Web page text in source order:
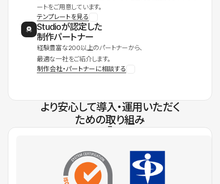
ートをご用意しています。
テンプレートを見る
Studioが認定した
制作パートナー
経験豊富な200以上のパートナーから、
最適な一社をご紹介します。
制作会社・パートナーに相談する
より安心して導入・運用いただく
ための取り組み